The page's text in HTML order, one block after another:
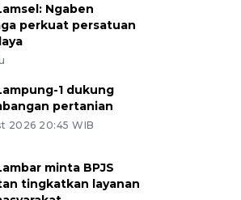
Ngaben
perkuat persatuan
1 dukung
pertanian
2026 20:45 WIB
minta BPJS
tingkatkan layanan